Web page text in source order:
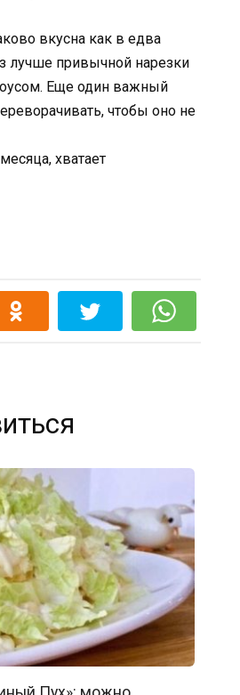
вкусна как в едва
лучше привычной нарезки
Еще один важный
чтобы оно не